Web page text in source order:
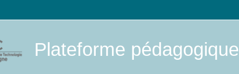
Plateforme pédagogique